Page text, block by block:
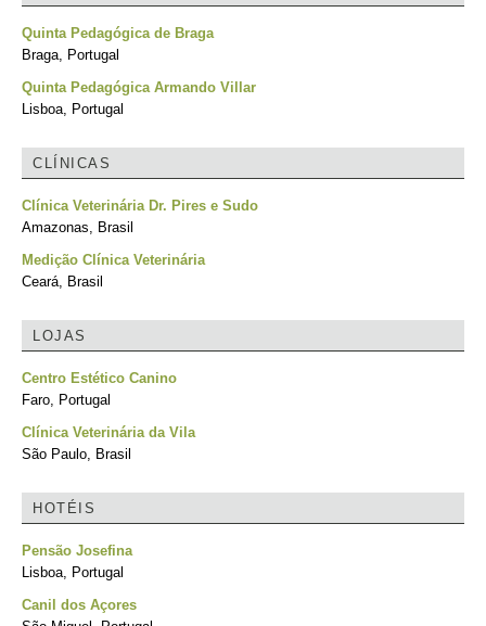
Quinta Pedagógica de Braga
Braga, Portugal
Quinta Pedagógica Armando Villar
Lisboa, Portugal
CLÍNICAS
Clínica Veterinária Dr. Pires e Sudo
Amazonas, Brasil
Medição Clínica Veterinária
Ceará, Brasil
LOJAS
Centro Estético Canino
Faro, Portugal
Clínica Veterinária da Vila
São Paulo, Brasil
HOTÉIS
Pensão Josefina
Lisboa, Portugal
Canil dos Açores